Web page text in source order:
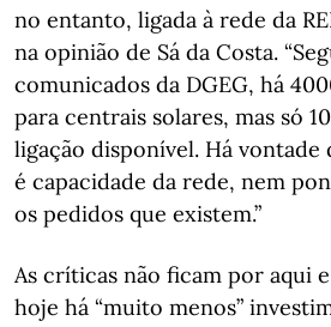
no entanto, ligada à rede da
na opinião de Sá da Costa.
comunicados da DGEG, há
para centrais solares, mas só
ligação disponível. Há vontade
é capacidade da rede, nem
os pedidos que existem.”
As críticas não ficam por aqui e
hoje há “muito menos”